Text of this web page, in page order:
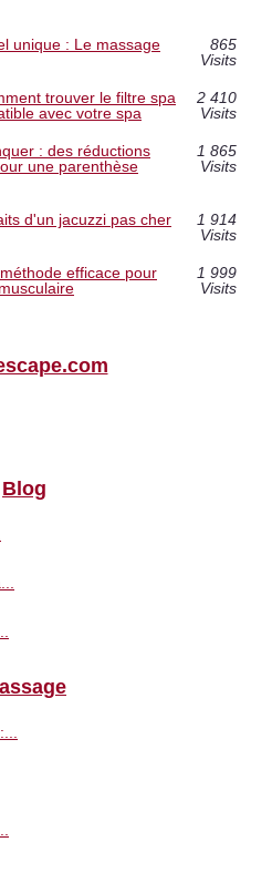
unique : Le massage
865
Visits
trouver le filtre spa
avec votre spa
2 410
Visits
: des réductions
une parenthèse
1 865
Visits
d'un jacuzzi pas cher
1 914
Visits
efficace pour
1 999
Visits
Blog